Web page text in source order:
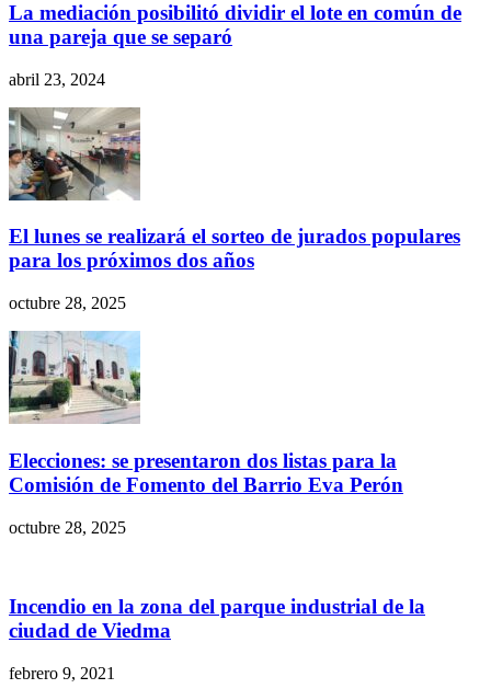
La mediación posibilitó dividir el lote en común de
una pareja que se separó
abril 23, 2024
El lunes se realizará el sorteo de jurados populares
para los próximos dos años
octubre 28, 2025
Elecciones: se presentaron dos listas para la
Comisión de Fomento del Barrio Eva Perón
octubre 28, 2025
Incendio en la zona del parque industrial de la
ciudad de Viedma
febrero 9, 2021